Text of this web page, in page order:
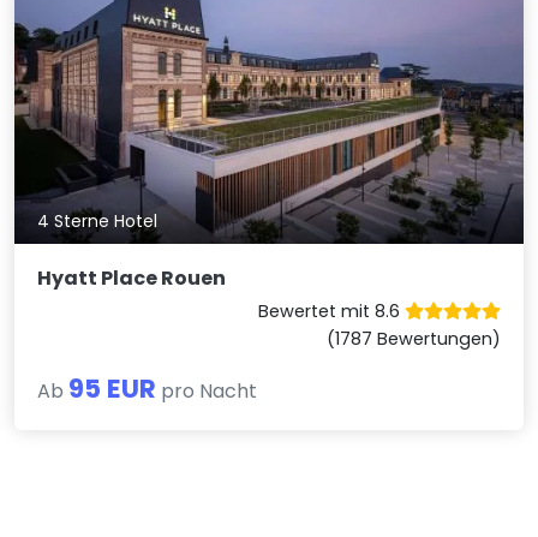
4 Sterne Hotel
Hyatt Place Rouen
Bewertet mit 8.6
(1787 Bewertungen)
Ab 95 EUR pro Nacht